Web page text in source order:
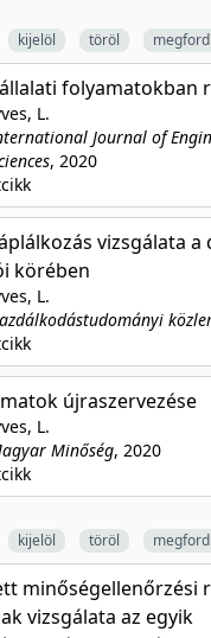
kijelöl töröl
folyamatokban
L.
Journal of
, 2020
vizsgálata a
körében
L.
újraszervezése
L.
Minőség, 2020
kijelöl töröl
minőségellenőrzési
vizsgálata az egyik